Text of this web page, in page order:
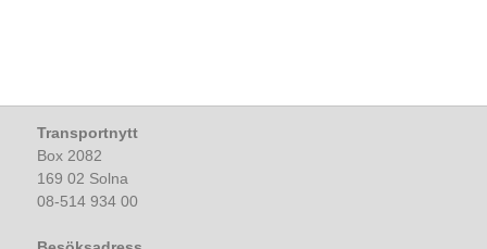
Transportnytt
Box 2082
169 02 Solna
08-514 934 00